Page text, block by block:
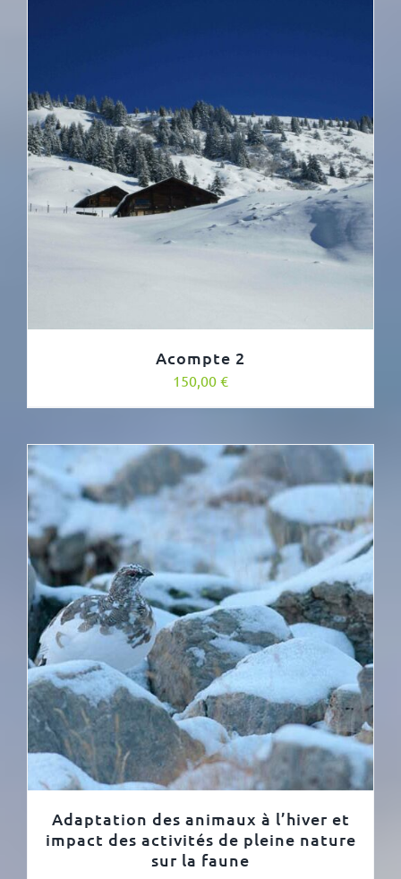
Acompte 2
150,00 €
Adaptation des animaux à l’hiver et
impact des activités de pleine nature
sur la faune